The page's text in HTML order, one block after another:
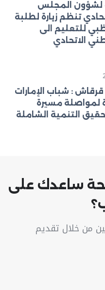
لشؤون المجلس
تنظم زيارة لطلبة
للتعليم الى
الاتحادي
قرقاش : شباب الإمارات
لمواصلة مسيرة
التنمية الشاملة
ساعدك على
من خلال تقديم